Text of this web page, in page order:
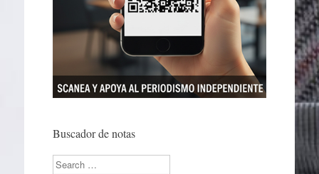
Buscador de notas
Search